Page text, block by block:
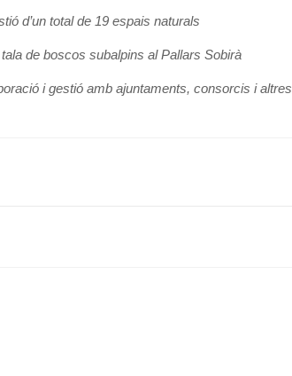
d’un total de 19 espais naturals
de boscos subalpins al Pallars Sobirà
i gestió amb ajuntaments, consorcis i altres